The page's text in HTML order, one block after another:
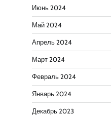
Июнь 2024
Май 2024
Апрель 2024
Март 2024
Февраль 2024
Январь 2024
Декабрь 2023